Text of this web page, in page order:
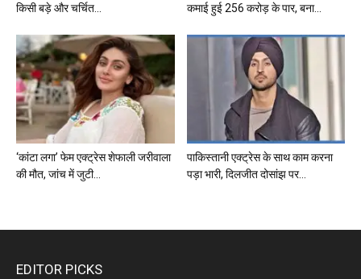
किसी बड़े और चर्चित...
कमाई हुई 256 करोड़ के पार, बना...
‘कांटा लगा’ फेम एक्ट्रेस शेफाली जरीवाला
की मौत, जांच में जुटी...
पाकिस्तानी एक्ट्रेस के साथ काम करना
पड़ा भारी, दिलजीत दोसांझ पर...
EDITOR PICKS